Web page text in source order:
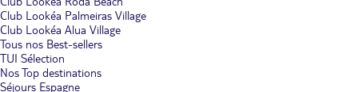
Club Lookéa Palmeiras Village
Club Lookéa Alua Village
Tous nos Best-sellers
TUI Sélection
Nos Top destinations
Séjours Espagne